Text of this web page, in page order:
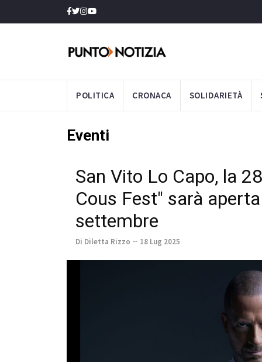
POLITICA CRONACA SOLIDARIETÀ
Eventi
San Vito Lo Capo, la
Cous Fest" sarà
settembre
Di Diletta Rizzo 18 Lug 2025